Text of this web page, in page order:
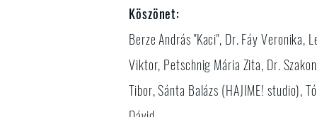
Köszönet:
Berze András "Kaci", Dr. Fáy Veronika,
Viktor, Petschnig Mária Zita, Dr.
Tibor, Sánta Balázs (HAJIME! studio),